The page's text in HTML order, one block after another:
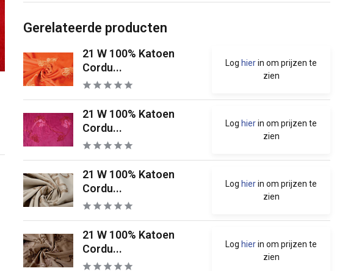
Gerelateerde producten
21 W 100% Katoen
Cordu...
Log hierin om prijzen te
zien
21 W 100% Katoen
Cordu...
Log hierin om prijzen te
zien
21 W 100% Katoen
Cordu...
Log hierin om prijzen te
zien
21 W 100% Katoen
Cordu...
Log hierin om prijzen te
zien